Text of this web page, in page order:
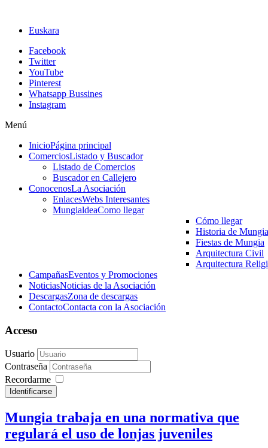
Euskara
Facebook
Twitter
YouTube
Pinterest
Whatsapp Bussines
Instagram
Menú
InicioPágina principal
ComerciosListado y Buscador
Listado de Comercios
Buscador en Callejero
ConocenosLa Asociación
EnlacesWebs Interesantes
MungialdeaComo llegar
Cómo llegar
Historia de Mungia
Fiestas de Mungia
Arquitectura Civil
Arquitectura
CampañasEventos y Promociones
NoticiasNoticias de la Asociación
DescargasZona de descargas
ContactoContacta con la Asociación
Acceso
Usuario
Contraseña
Recordarme
Identificarse
Mungia trabaja en una normativa que
regulará el uso de lonjas juveniles